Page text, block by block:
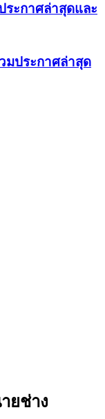
ระกาศล่าสุดและ
มประกาศล่าสุด
ยช่าง